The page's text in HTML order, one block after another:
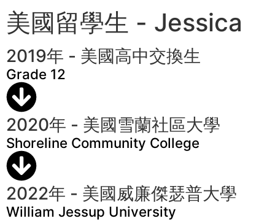
美國留學生 - Jessica
2019年 - 美國高中交換生
Grade 12
2020年 - 美國雪蘭社區大學
Shoreline Community College
2022年 - 美國威廉傑瑟普大學
William Jessup University